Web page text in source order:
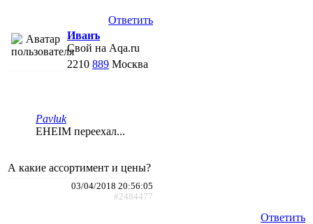
Ответить
Иванъ
Свой на Aqa.ru
2210 889 Москва
Pavluk
EHEIM переехал...
А какие ассортимент и цены?
03/04/2018 20:56:05
#2484477
Ответить